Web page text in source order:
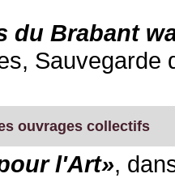
du Brabant
ouvrages collectifs
l'Art»,